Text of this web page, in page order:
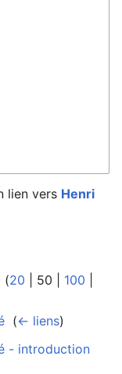
lien vers Henri
(20 50 100
(← liens)
- introduction